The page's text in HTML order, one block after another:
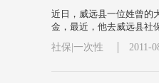
近日，威远县一位姓曾的
金，最近，他去威远县社
社保|一次性
2011-